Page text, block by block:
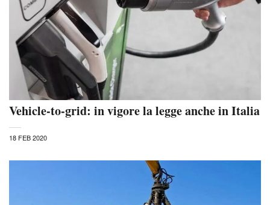
Vehicle-to-grid: in vigore la legge anche in Italia
18 FEB 2020